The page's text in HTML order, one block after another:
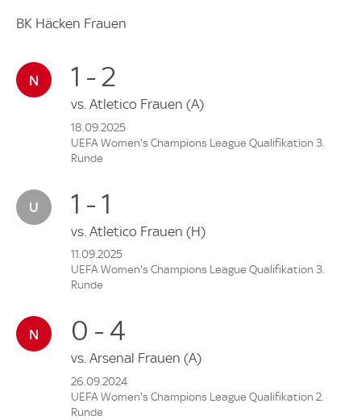
BK Häcken Frauen
1 - 2
vs. Atletico Frauen (A)
18.09.2025
UEFA Women's Champions League Qualifikation 3.
Runde
1 - 1
vs. Atletico Frauen (H)
11.09.2025
UEFA Women's Champions League Qualifikation 3.
Runde
0 - 4
vs. Arsenal Frauen (A)
26.09.2024
UEFA Women's Champions League Qualifikation 2.
Runde